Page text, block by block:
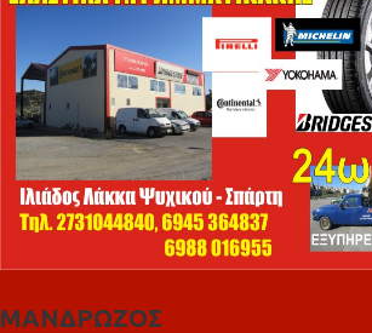
ΜΑΝΔΡΩΖΟΣ